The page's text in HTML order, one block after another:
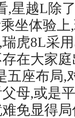
,星越L除
坐体验
虎8L采
在大家
五座布局,
母,或是
免显得